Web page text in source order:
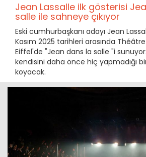
Jean Lassalle ilk gösterisi
salle ile sahneye çıkıyor
Eski cumhurbaşkanı adayı Jean
Kasım 2025 tarihleri arasında
Eiffel'de "Jean dans la salle "i
kendisini daha önce hiç yapmadığı
koyacak.